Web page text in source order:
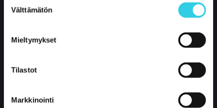
valinta
Välttämätön
Mieltymykset
Tilastot
Markkinointi